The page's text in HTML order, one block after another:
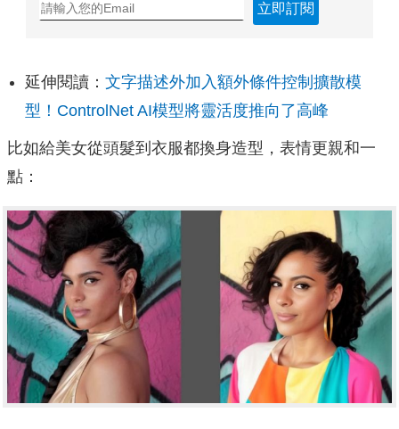
立即訂閱
延伸閱讀： 文字描述外加入額外條件控制擴散模
型！ControlNet AI模型將靈活度推向了高峰
比如給美女從頭髮到衣服都換身造型，表情更親和一
點：